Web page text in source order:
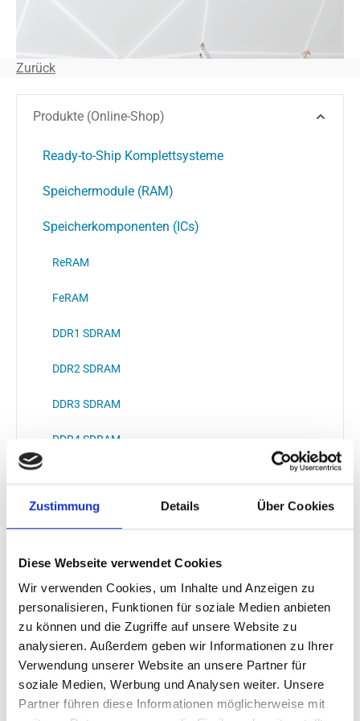
Zustimmung Details Über Cookies
Diese Webseite verwendet Cookies
Wir verwenden Cookies, um Inhalte und Anzeigen zu
personalisieren, Funktionen für soziale Medien anbieten
zu können und die Zugriffe auf unsere Website zu
analysieren. Außerdem geben wir Informationen zu Ihrer
Verwendung unserer Website an unsere Partner für
soziale Medien, Werbung und Analysen weiter. Unsere
Partner führen diese Informationen möglicherweise mit
Zurück
Produkte (Online-Shop)
Ready-to-Ship Komplettsysteme
Speichermodule (RAM)
Speicherkomponenten (ICs)
ReRAM
FeRAM
DDR1 SDRAM
DDR2 SDRAM
DDR3 SDRAM
DDR4 SDRAM
LPDDR1
LPDDR3
LPDDR5
EEPROM